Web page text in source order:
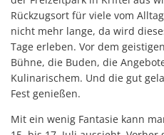
Rückzugsort für viele vom
nicht mehr lange, da wird
Tage erleben. Vor dem
Bühne, die Buden, die
Kulinarischem. Und die gut
Fest genießen.
Mit ein wenig Fantasie kann